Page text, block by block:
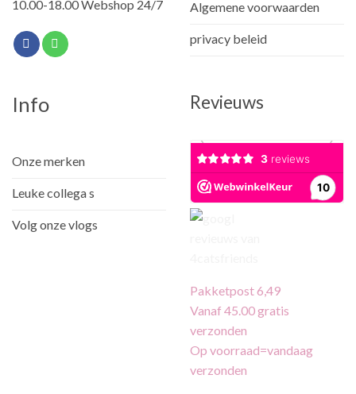
10.00-18.00 Webshop 24/7
Algemene voorwaarden
privacy beleid
Info
Onze merken
Leuke collega s
Volg onze vlogs
Revieuws
Pakketpost 6,49
Vanaf 45.00 gratis
verzonden
Op voorraad=vandaag
verzonden